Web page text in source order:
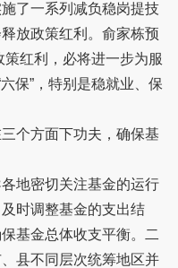
了一系列减负稳岗提技
放政策红利。俞家栋预
红利，必将进一步为服
保”，特别是稳就业、保
个方面下功夫，确保基
地密切关注基金的运行
时调整基金的支出结
基金总体收支平衡。二
县不同层次统筹地区并